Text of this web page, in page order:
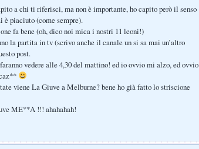
a chi ti riferisci, ma non è importante, ho capito però il senso
è piaciuto (come sempre).
fa bene (oh, dico noi mica i nostri 11 leoni!)
la partita in tv (scrivo anche il canale un si sa mai un’altro
post.
vedere alle 4,30 del mattino! ed io ovvio mi alzo, ed ovvio
viene La Giuve a Melburne? bene ho già fatto lo striscione
ME**A !!! ahahahah!